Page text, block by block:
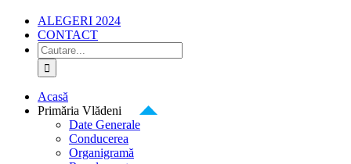
ALEGERI 2024
CONTACT
Cautare...
Acasă
Primăria Vlădeni
Date Generale
Conducerea
Organigramă